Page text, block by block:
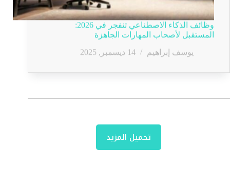
وظائف الذكاء الاصطناعي تنفجر في 2026:
المستقبل لأصحاب المهارات الجاهزة
يوسف إبراهيم
14 ديسمبر, 2025
تحميل المزيد